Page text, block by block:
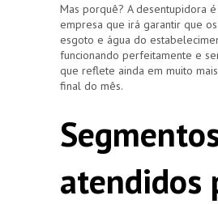
Mas porquê? A desentupidora
empresa que irá garantir que
esgoto e água do
funcionando perfeitamente e
que reflete ainda em muito
final do mês.
atendidos